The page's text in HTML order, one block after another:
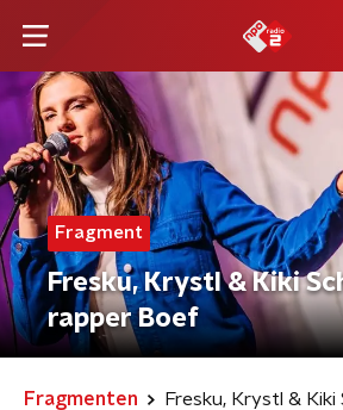
Fragment
Fresku, Krystl & Kiki
rapper Boef
Fragmenten